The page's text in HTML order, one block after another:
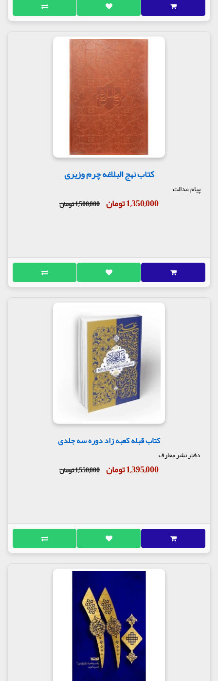
کتاب نهج البلاغه چرم وزیری
پیام عدالت
1,350,000 تومان 1,500,000 تومان
کتاب قبله کعبه زاد دوره سه جلدی
دفتر نشر معارف
1,395,000 تومان 1,550,000 تومان